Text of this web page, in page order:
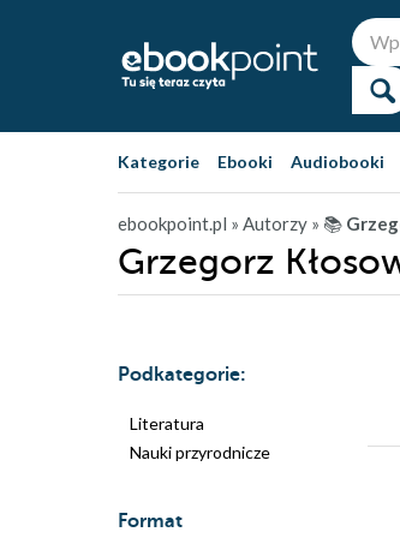
Kategorie Ebooki Audiobooki
ebookpoint.pl » Autorzy » 📚
Grzegorz
Podkategorie:
Literatura
Nauki przyrodnicze
Format